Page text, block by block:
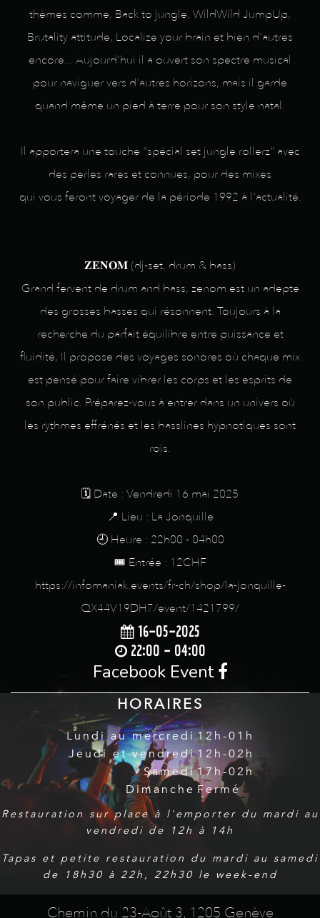
thèmes comme, Back to jungle, WildWild JumpUp,
Brutality attitude, Localize your brain et bien d'autres
encore... Aujourd'hui il a ouvert son spectre musical
pour naviguer vers d'autres horizons, mais il garde
quand même un pied à terre pour son style natal.
Il apportera une touche "spécial set jungle rollerz" avec
des perles rares et connues, pour des mixes
qui vous feront voyager de la période 1992 à l'actualité.
𝐙𝐄𝐍𝐎𝐌 (dj-set, drum & bass)
Grand fervent de drum and bass, zenom est un adepte
des grosses basses qui résonnent. Toujours à la
recherche du parfait équilibre entre puissance et
fluidité, Il propose des voyages sonores où chaque mix
est pensé pour faire vibrer les corps et les esprits de
son public. Préparez-vous à entrer dans un univers où
les rythmes effrénés et les basslines hypnotiques sont
rois.
🗓️ Date : Vendredi 16 mai 2025
📍 Lieu : La Jonquille
🕘 Heure : 22h00 - 04h00
🎟️ Entrée : 12CHF
https://infomaniak.events/fr-ch/shop/la-jonquille-
QX44V19DH7/event/1421799/
16-05-2025
22:00 - 04:00
Facebook Event
HORAIRES
Lundi au mercredi
Jeudi et vendredi
Samedi
Dimanche
12h-01h
12h-02h
17h-02h
Fermé
Restauration sur place à l'emporter du mardi au
vendredi de 12h à 14h
Tapas et petite restauration du mardi au samedi
de 18h30 à 22h, 22h30 le week-end
Chemin du 23-Août 3, 1205 Genève